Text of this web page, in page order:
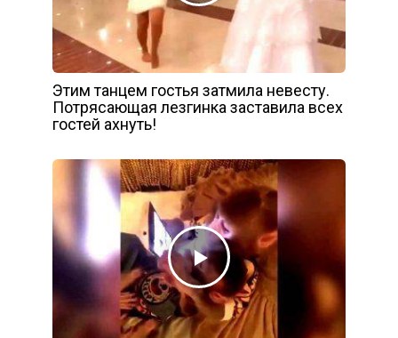
Этим танцем гостья затмила невесту.
Потрясающая лезгинка заставила всех
гостей ахнуть!